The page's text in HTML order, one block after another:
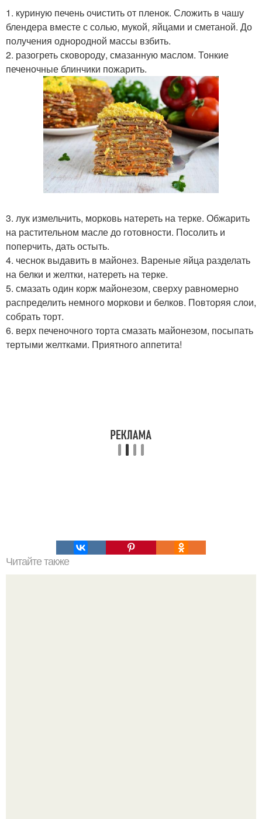
1. куриную печень очистить от пленок. Сложить в чашу
блендера вместе с солью, мукой, яйцами и сметаной. До
получения однородной массы взбить.
2. разогреть сковороду, смазанную маслом. Тонкие
печеночные блинчики пожарить.
3. лук измельчить, морковь натереть на терке. Обжарить
на растительном масле до готовности. Посолить и
поперчить, дать остыть.
4. чеснок выдавить в майонез. Вареные яйца разделать
на белки и желтки, натереть на терке.
5. смазать один корж майонезом, сверху равномерно
распределить немного моркови и белков. Повторяя слои,
собрать торт.
6. верх печеночного торта смазать майонезом, посыпать
тертыми желтками. Приятного аппетита!
Читайте также